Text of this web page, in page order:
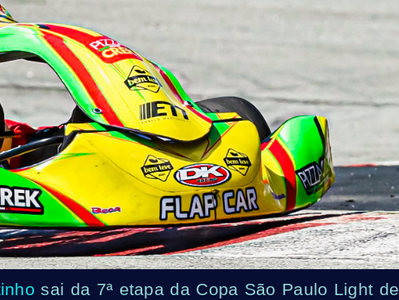
sai da 7ª etapa da Copa São Paulo Light de